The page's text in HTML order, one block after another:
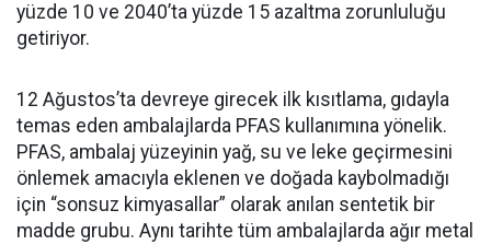
yüzde 10 ve 2040’ta yüzde 15 azaltma zorunluluğu
getiriyor.
12 Ağustos’ta devreye girecek ilk kısıtlama, gıdayla
temas eden ambalajlarda PFAS kullanımına yönelik.
PFAS, ambalaj yüzeyinin yağ, su ve leke geçirmesini
önlemek amacıyla eklenen ve doğada kaybolmadığı
için “sonsuz kimyasallar” olarak anılan sentetik bir
madde grubu. Aynı tarihte tüm ambalajlarda ağır metal